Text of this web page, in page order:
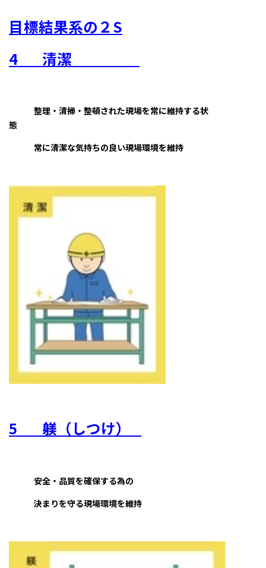
目標結果系の２S
4 清潔
整理・清掃・整頓された現場を常に維持する状
態
常に清潔な気持ちの良い現場環境を維持
5 躾（しつけ）
安全・品質を確保する為の
決まりを守る現場環境を維持